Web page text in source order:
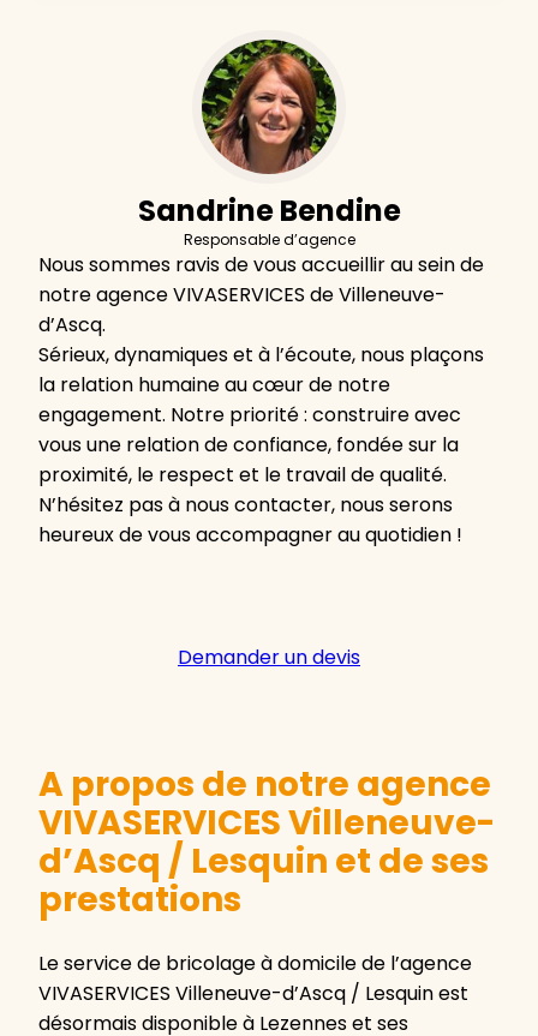
Sandrine Bendine
Responsable d’agence
Nous sommes ravis de vous accueillir au sein de
notre agence VIVASERVICES de Villeneuve-
d’Ascq.
Sérieux, dynamiques et à l’écoute, nous plaçons
la relation humaine au cœur de notre
engagement. Notre priorité : construire avec
vous une relation de confiance, fondée sur la
proximité, le respect et le travail de qualité.
N’hésitez pas à nous contacter, nous serons
heureux de vous accompagner au quotidien !
Demander un devis
A propos de notre agence
VIVASERVICES Villeneuve-
d’Ascq / Lesquin et de ses
prestations
Le service de bricolage à domicile de l’agence
VIVASERVICES Villeneuve-d’Ascq / Lesquin est
désormais disponible à Lezennes et ses